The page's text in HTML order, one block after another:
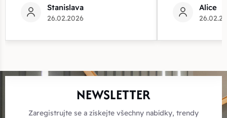
Stanislava
26.02.2026
Alice
NEWSLETTER
Zaregistrujte se a získejte všechny nabídky, trendy